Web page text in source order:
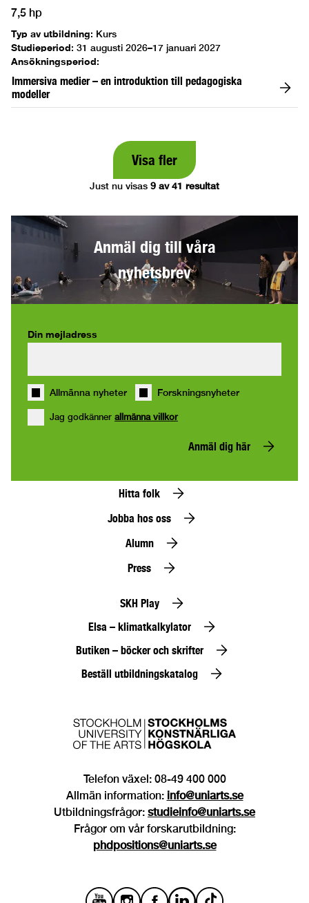
7,5 hp
Typ av utbildning: Kurs
Studieperiod: 31 augusti 2026–17 januari 2027
Ansökningsperiod:
Immersiva medier – en introduktion till pedagogiska
modeller
Visa fler
Just nu visas 9 av 41 resultat
Anmäl dig till våra
nyhetsbrev
Din mejladress
Allmänna nyheter Forskningsnyheter
Jag godkänner allmänna villkor
Anmäl dig här
Hitta folk
Jobba hos oss
Alumn
Press
SKH Play
Elsa – klimatkalkylator
Butiken – böcker och skrifter
Beställ utbildningskatalog
Telefon växel: 08-49 400 000
Allmän information: info@uniarts.se
Utbildningsfrågor: studieinfo@uniarts.se
Frågor om vår forskarutbildning:
phdpositions@uniarts.se